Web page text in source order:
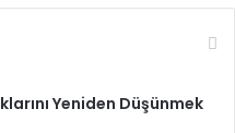
Yeniden Düşünmek